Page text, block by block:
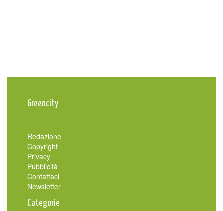
Greencity
Redazione
Copyright
Privacy
Pubblicità
Contattaci
Newsletter
Categorie